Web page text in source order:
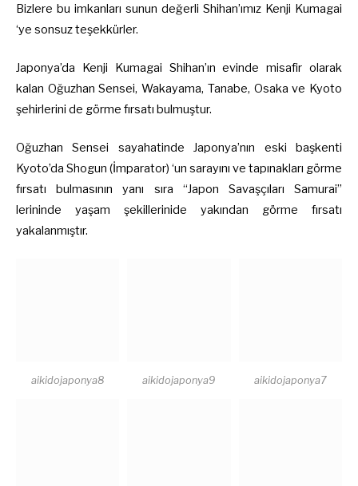
Bizlere bu imkanları sunun değerli Shihan’ımız Kenji Kumagai
‘ye sonsuz teşekkürler.
Japonya’da Kenji Kumagai Shihan’ın evinde misafir olarak
kalan Oğuzhan Sensei, Wakayama, Tanabe, Osaka ve Kyoto
şehirlerini de görme fırsatı bulmuştur.
Oğuzhan Sensei sayahatinde Japonya’nın eski başkenti
Kyoto’da Shogun (İmparator) ‘un sarayını ve tapınakları görme
fırsatı bulmasının yanı sıra “Japon Savaşçıları Samurai”
lerininde yaşam şekillerinide yakından görme fırsatı
yakalanmıştır.
aikidojaponya8 aikidojaponya9 aikidojaponya7